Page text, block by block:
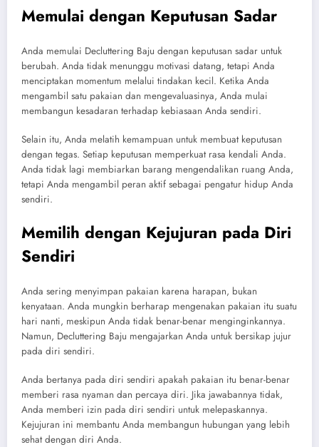
Memulai dengan Keputusan Sadar
Anda memulai Decluttering Baju dengan keputusan sadar untuk
berubah. Anda tidak menunggu motivasi datang, tetapi Anda
menciptakan momentum melalui tindakan kecil. Ketika Anda
mengambil satu pakaian dan mengevaluasinya, Anda mulai
membangun kesadaran terhadap kebiasaan Anda sendiri.
Selain itu, Anda melatih kemampuan untuk membuat keputusan
dengan tegas. Setiap keputusan memperkuat rasa kendali Anda.
Anda tidak lagi membiarkan barang mengendalikan ruang Anda,
tetapi Anda mengambil peran aktif sebagai pengatur hidup Anda
sendiri.
Memilih dengan Kejujuran pada Diri
Sendiri
Anda sering menyimpan pakaian karena harapan, bukan
kenyataan. Anda mungkin berharap mengenakan pakaian itu suatu
hari nanti, meskipun Anda tidak benar-benar menginginkannya.
Namun, Decluttering Baju mengajarkan Anda untuk bersikap jujur
pada diri sendiri.
Anda bertanya pada diri sendiri apakah pakaian itu benar-benar
memberi rasa nyaman dan percaya diri. Jika jawabannya tidak,
Anda memberi izin pada diri sendiri untuk melepaskannya.
Kejujuran ini membantu Anda membangun hubungan yang lebih
sehat dengan diri Anda.